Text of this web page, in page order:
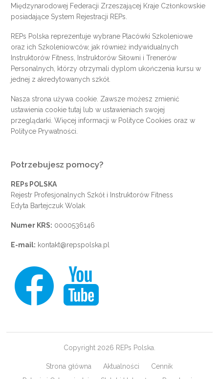
Międzynarodowej Federacji Zrzeszającej Kraje Członkowskie
posiadające System Rejestracji REPs.
REPs Polska reprezentuje wybrane Placówki Szkoleniowe
oraz ich Szkoleniowców, jak również indywidualnych
Instruktorów Fitness, Instruktorów Siłowni i Trenerów
Personalnych, którzy otrzymali dyplom ukończenia kursu w
jednej z akredytowanych szkół.
Nasza strona używa cookie. Zawsze możesz zmienić
ustawienia cookietutaj lub w ustawieniach swojej
przeglądarki. Więcej informacji w Polityce Cookies oraz w
Polityce Prywatności
Potrzebujesz pomocy?
REPs POLSKA
Rejestr Profesjonalnych Szkół i Instruktorów Fitness
Edyta Bartejczuk Wolak
Numer KRS: 0000536146
E-mail: kontakt@repspolska.pl
Copyright 2026 REPs Polska.
Strona główna Aktualności
Cennik